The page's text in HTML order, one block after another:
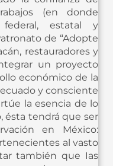
(en donde
estatal y
de “Adopte
restauradores y
un proyecto
económico de la
y consciente
la esencia de lo
ésta tendrá que ser
en México:
al vasto
también que Ias